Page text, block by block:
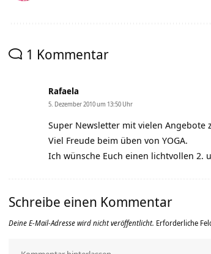
1 Kommentar
Rafaela
5. Dezember 2010 um 13:50 Uhr
Super Newsletter mit vielen Angebote
Viel Freude beim üben von YOGA.
Ich wünsche Euch einen lichtvollen 2.
Schreibe einen Kommentar
Deine E-Mail-Adresse wird nicht veröffentlicht. Erforderliche